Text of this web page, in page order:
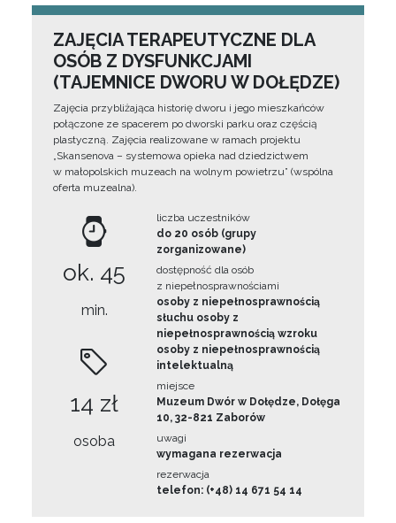
ZAJĘCIA TERAPEUTYCZNE DLA
OSÓB Z DYSFUNKCJAMI
(TAJEMNICE DWORU W DOŁĘDZE)
Zajęcia przybliżająca historię dworu i jego mieszkańców
połączone ze spacerem po dworski parku oraz częścią
plastyczną. Zajęcia realizowane w ramach projektu
„Skansenova – systemowa opieka nad dziedzictwem
w małopolskich muzeach na wolnym powietrzu” (wspólna
oferta muzealna).
ok. 45
min.
14 zł
osoba
liczba uczestników
do 20 osób (grupy
zorganizowane)
dostępność dla osób
z niepełnosprawnościami
osoby z niepełnosprawnością
słuchu osoby z
niepełnosprawnością wzroku
osoby z niepełnosprawnością
intelektualną
miejsce
Muzeum Dwór w Dołędze, Dołęga
10, 32-821 Zaborów
uwagi
wymagana rezerwacja
rezerwacja
telefon: (+48) 14 671 54 14